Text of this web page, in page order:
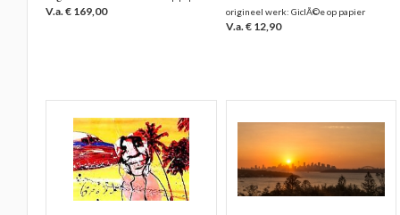
V.a. € 169,00 origineel werk: GiclÃ©e op papier
V.a. € 12,90